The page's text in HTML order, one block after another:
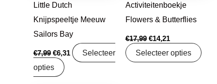
Little Dutch
Knijpspeeltje Meeuw
Sailors Bay
€7,99 €6,31
Selecteer
opties
Activiteitenboekje
Flowers & Butterflies
€17,99 €14,21
Selecteer opties